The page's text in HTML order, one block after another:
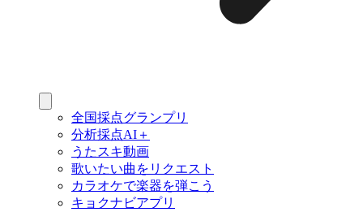
全国採点グランプリ
分析採点AI＋
うたスキ動画
歌いたい曲をリクエスト
カラオケで楽器を弾こう
キョクナビアプリ